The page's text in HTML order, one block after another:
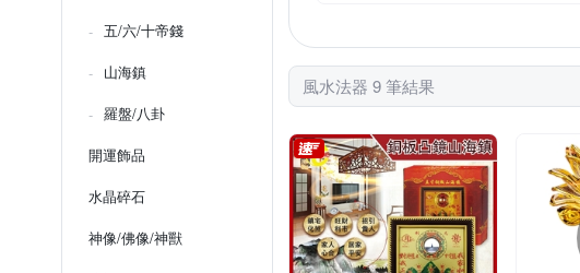
五/六/十帝錢
山海鎮
羅盤/八卦
開運飾品
水晶碎石
神像/佛像/神獸
風水法器 9 筆結果